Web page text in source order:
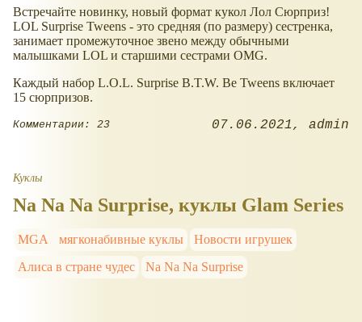
Встречайте новинку, новый формат кукол Лол Сюрприз!
LOL Surprise Tweens - это средняя (по размеру) сестренка,
занимает промежуточное звено между обычными
малышками LOL и старшими сестрами OMG.
Каждый набор L.O.L. Surprise B.T.W. Be Tweens включает
15 сюрпризов.
Комментарии: 23 07.06.2021 admin
Куклы
Na Na Na Surprise, куклы Glam Series
MGA мягконабивные куклы
Новости игрушек
Алиса в стране чудес
Na Na Na Surprise